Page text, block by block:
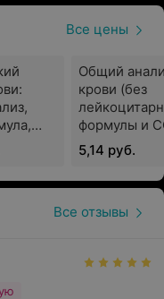
медицинский офис
почту без
направления;
Все цены
Общий
крови (без
формулы и
5,14 руб.
Все отзывы